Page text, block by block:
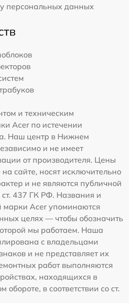
персональных данных
и техническим
Acer по истечении
Наш центр в Нижнем
и не имеет
от производителя. Цены
сайте, носят исключительно
и не являются публичной
ст. 437 ГК РФ. Названия и
марки Acer упоминаются
целях — чтобы обозначить
мы работаем. Наша
с владельцами
и не представляет их
работ выполняются
находящихся в
в соответствии со ст.